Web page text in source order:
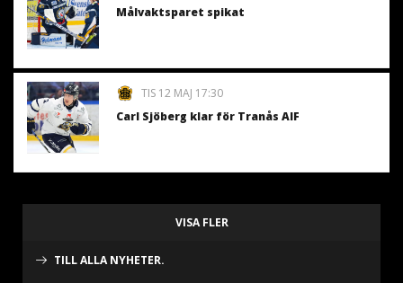
Målvaktsparet spikat
TIS 12 MAJ 17:30
Carl Sjöberg klar för Tranås AIF
VISA FLER
TILL ALLA NYHETER.